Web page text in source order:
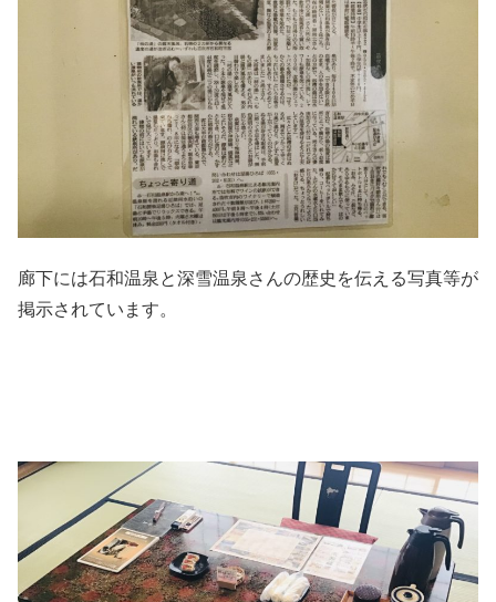
廊下には石和温泉と深雪温泉さんの歴史を伝える写真等が
掲示されています。